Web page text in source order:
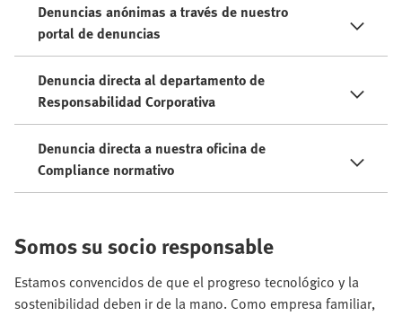
Denuncias anónimas a través de nuestro
portal de denuncias
Denuncia directa al departamento de
Responsabilidad Corporativa
Denuncia directa a nuestra oficina de
Compliance normativo
Somos su socio responsable
Estamos convencidos de que el progreso tecnológico y la
sostenibilidad deben ir de la mano. Como empresa familiar,